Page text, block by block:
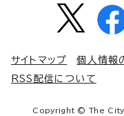
サイトマップ 個人情報
RSS配信について
Copyright © The